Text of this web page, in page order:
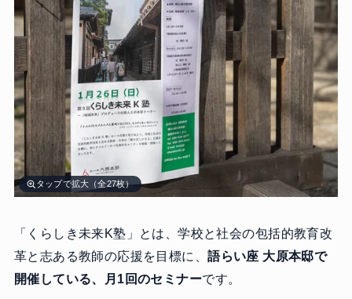
タップで拡大（全27枚）
「くらしき未来K塾」とは、学校と社会の包括的教育改
革と志ある教師の応援を目標に、語らい座 大原本邸で
開催している、月1回のセミナーです。